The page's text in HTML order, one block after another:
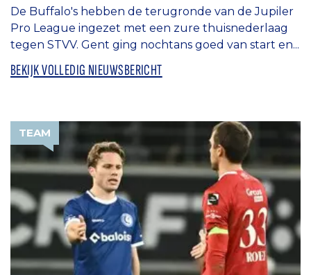
De Buffalo's hebben de terugronde van de Jupiler
Pro League ingezet met een zure thuisnederlaag
tegen STVV. Gent ging nochtans goed van start en...
BEKIJK VOLLEDIG NIEUWSBERICHT
TEAM